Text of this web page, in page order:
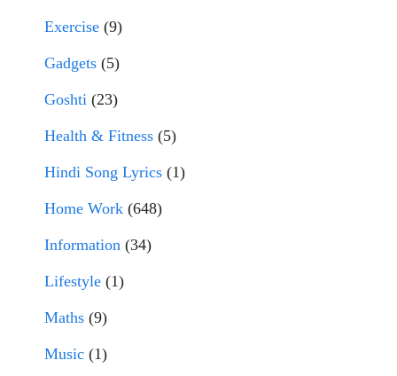
Exercise (9)
Gadgets (5)
Goshti (23)
Health & Fitness (5)
Hindi Song Lyrics (1)
Home Work (648)
Information (34)
Lifestyle (1)
Maths (9)
Music (1)